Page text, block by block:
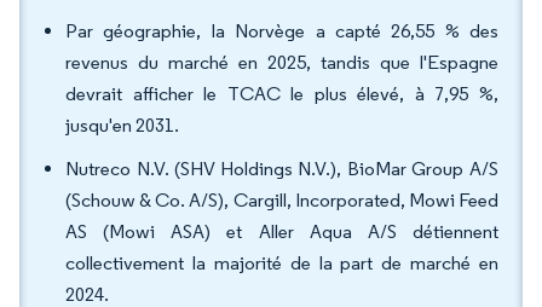
Par géographie, la Norvège a capté 26,55 % des
revenus du marché en 2025, tandis que l'Espagne
devrait afficher le TCAC le plus élevé, à 7,95 %,
jusqu'en 2031.
Nutreco N.V. (SHV Holdings N.V.), BioMar Group A/S
(Schouw & Co. A/S), Cargill, Incorporated, Mowi Feed
AS (Mowi ASA) et Aller Aqua A/S détiennent
collectivement la majorité de la part de marché en
2024.